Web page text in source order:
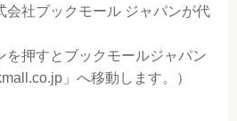
会社ブックモール ジャパンが代
を押すとブックモールジャパン
」へ移動します。）